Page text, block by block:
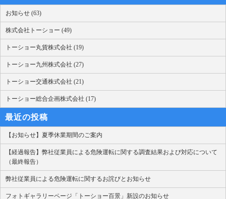
お知らせ (63)
株式会社トーショー (49)
トーショー丸貨株式会社 (19)
トーショー九州株式会社 (27)
トーショー交通株式会社 (21)
トーショー総合企画株式会社 (17)
最近の投稿
【お知らせ】夏季休業期間のご案内
【経過報告】弊社従業員による危険運転に関する調査結果および対応について
（最終報告）
弊社従業員による危険運転に関するお詫びとお知らせ
フォトギャラリーページ「トーショー百景」新設のお知らせ